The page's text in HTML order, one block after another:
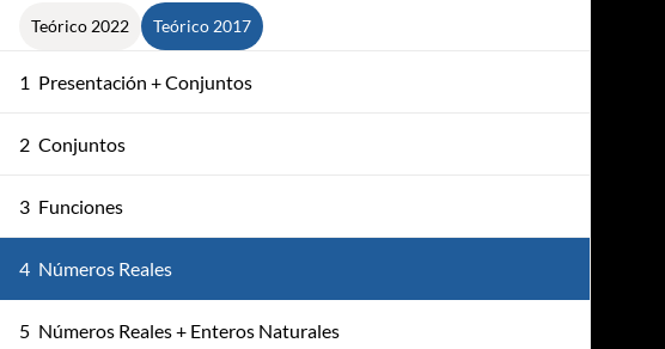
Teórico 2022 Teórico 2017
1 Presentación + Conjuntos
2 Conjuntos
3 Funciones
4 Números Reales
5 Números Reales + Enteros Naturales